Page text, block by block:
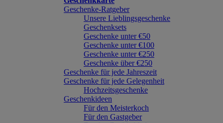
Geschenke-Ratgeber
Unsere Lieblingsgeschenke
Geschenksets
Geschenke unter €50
Geschenke unter €100
Geschenke unter €250
Geschenke über €250
Geschenke für jede Jahreszeit
Geschenke für jede Gelegenheit
Hochzeitsgeschenke
Geschenkideen
Für den Meisterkoch
Für den Gastgeber